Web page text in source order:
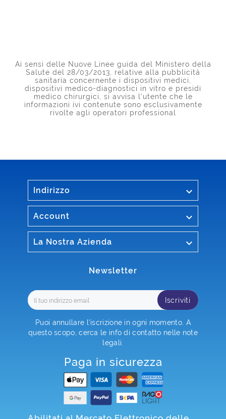
Ai sensi delle Nuove Linee guida del Ministero della
Salute del 28/03/2013, relative alla pubblicità
sanitaria concernente i dispositivi medici,
dispositivi medico-diagnostici in vitro e presidi
medico chirurgici, si avvisa l'utente che le
informazioni ivi contenute sono esclusivamente
rivolte agli operatori professional
Indirizzo 
Account 
La Nostra Azienda 
Newsletter
Iscriviti
Puoi annullare l'iscrizione in ogni momento. A
questo scopo, cerca le info di contatto nelle note
legali.
Paga in sicurezza